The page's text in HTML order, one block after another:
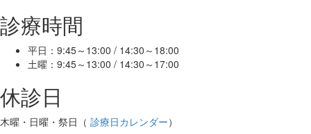
診療時間
平日：9:45～13:00 / 14:30～18:00
土曜：9:45～13:00 / 14:30～17:00
休診日
木曜・日曜・祭日（ 診療日カレンダー）